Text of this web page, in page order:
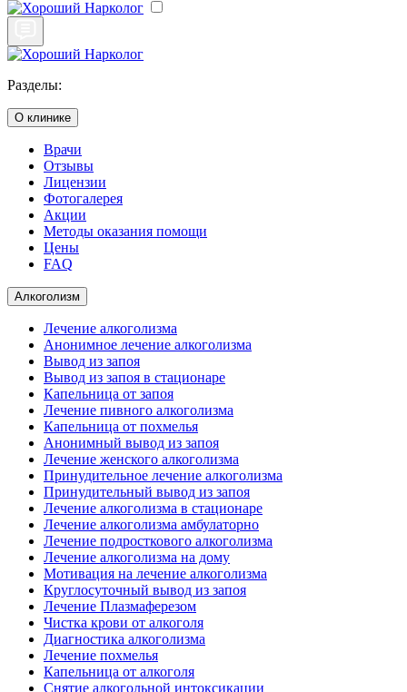
Разделы:
О клинике
Врачи
Отзывы
Лицензии
Фотогалерея
Акции
Методы оказания помощи
Цены
FAQ
Алкоголизм
Лечение алкоголизма
Анонимное лечение алкоголизма
Вывод из запоя
Вывод из запоя в стационаре
Капельница от запоя
Лечение пивного алкоголизма
Капельница от похмелья
Анонимный вывод из запоя
Лечение женского алкоголизма
Принудительное лечение алкоголизма
Принудительный вывод из запоя
Лечение алкоголизма в стационаре
Лечение алкоголизма амбулаторно
Лечение подросткового алкоголизма
Лечение алкоголизма на дому
Мотивация на лечение алкоголизма
Круглосуточный вывод из запоя
Лечение Плазмаферезом
Чистка крови от алкоголя
Диагностика алкоголизма
Лечение похмелья
Капельница от алкоголя
Снятие алкогольной интоксикации